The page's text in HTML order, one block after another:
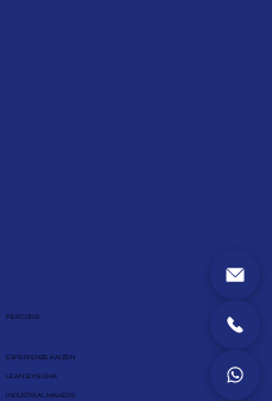
PERCORSI
ESPERIENZE KAIZEN
LEAN SIX SIGMA
INDUSTRIAL MAKERS